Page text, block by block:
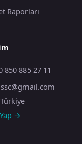
Raporları
885 27 11
→